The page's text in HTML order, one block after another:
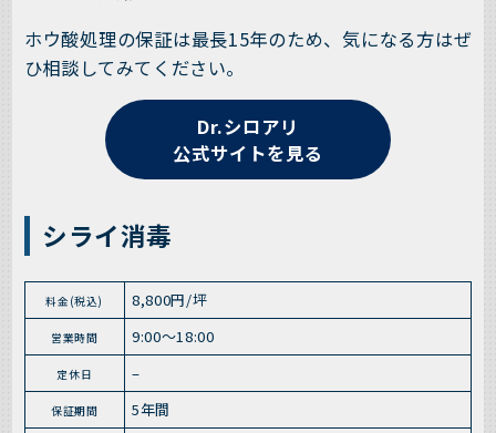
ホウ酸処理の保証は最長15年のため、気になる方はぜ
ひ相談してみてください。
Dr.シロアリ
公式サイトを見る
シライ消毒
料金(税込) 8,800円/坪
営業時間 9:00～18:00
定休日 –
保証期間 5年間